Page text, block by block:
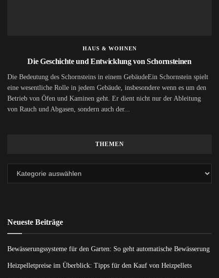
HAUS & WOHNEN
Die Geschichte und Entwicklung von Schornsteinen
Die Bedeutung des Schornsteins in einem GebäudeEin Schornstein spielt
eine wesentliche Rolle in jedem Gebäude, insbesondere wenn es um den
Betrieb von Öfen und Kaminen geht. Er dient nicht nur der Ableitung
von Rauch und Abgasen, sondern auch der...
THEMEN
Neueste Beiträge
Bewässerungssysteme für den Garten: So geht automatische Bewässerung
Heizpelletpreise im Überblick: Tipps für den Kauf von Heizpellets